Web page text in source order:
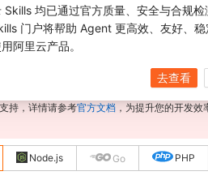
过alibabacloud-agent-toolkit-install技能一
等工具中获得相同的代码生成能力。
查看代系区别
持，详情请参考官方文档 ，为提升您的开发
Node.js Go PHP
Skills 均已通过官方质量、安全与合规检
门户将帮助 Agent 更高效、友好、稳
阿里云产品。
去查看